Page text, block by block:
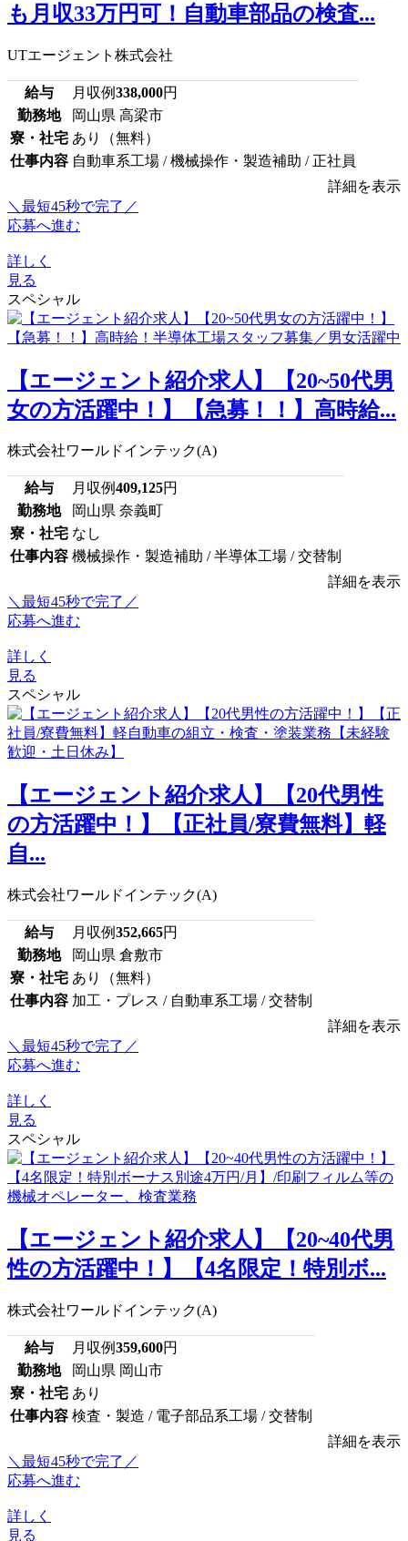
も月収33万円可！自動車部品の検査...
UTエージェント株式会社
給与 月収例338,000円
勤務地
岡山県 高梁市
寮・社宅 あり（無料）
仕事内容 自動車系工場 / 機械操作・製造補助 / 正社員
詳細を表示
＼最短45秒で完了／
応募へ進む
詳しく
見る
スペシャル
【エージェント紹介求人】【20~50代男
女の方活躍中！】【急募！！】高時給...
株式会社ワールドインテック(A)
給与 月収例409,125円
勤務地
岡山県 奈義町
寮・社宅 なし
仕事内容 機械操作・製造補助 / 半導体工場 / 交替制
詳細を表示
＼最短45秒で完了／
応募へ進む
詳しく
見る
スペシャル
【エージェント紹介求人】【20代男性
の方活躍中！】【正社員/寮費無料】軽
自...
株式会社ワールドインテック(A)
給与 月収例352,665円
勤務地
岡山県 倉敷市
寮・社宅 あり（無料）
仕事内容 加工・プレス / 自動車系工場 / 交替制
詳細を表示
＼最短45秒で完了／
応募へ進む
詳しく
見る
スペシャル
【エージェント紹介求人】【20~40代男
性の方活躍中！】【4名限定！特別ボ...
株式会社ワールドインテック(A)
給与 月収例359,600円
勤務地
岡山県 岡山市
寮・社宅 あり
仕事内容 検査・製造 / 電子部品系工場 / 交替制
詳細を表示
＼最短45秒で完了／
応募へ進む
詳しく
見る